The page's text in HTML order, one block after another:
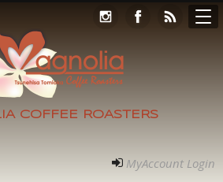
COFFEE ROASTERS
ホーム
ご案内
Online Store
フォト
アクセス
コンタクト
RECRUIT
MyAccount Login
MyAccount Login